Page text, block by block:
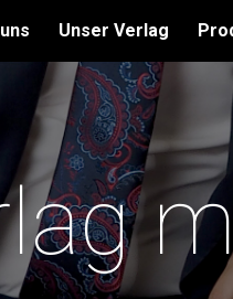
Skip to
Unser Verlag